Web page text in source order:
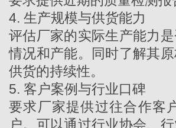
4. 生产规模与供货能力
评估厂家的实际生产能力
情况和产能。同时了解其
供货的持续性。
5. 客户案例与行业口碑
要求厂家提供过往合作客
户。可以通过行业协会、